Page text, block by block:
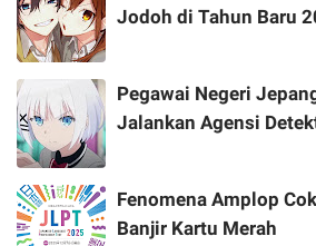
Jodoh di Tahun Baru
Pegawai Negeri
Jalankan Agensi
Fenomena Amplop
Banjir Kartu Merah